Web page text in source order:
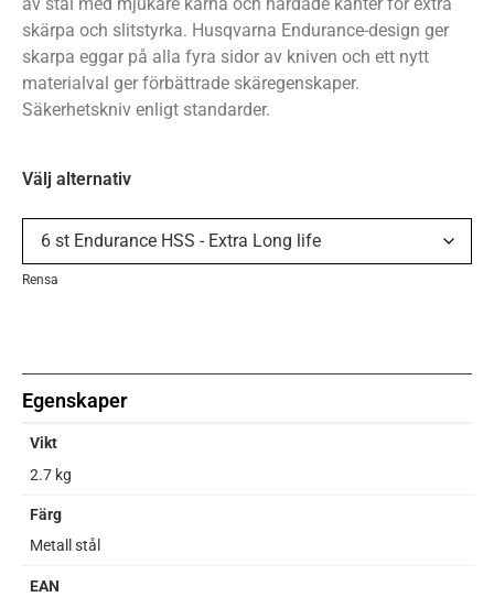
skärpa och slitstyrka. Husqvarna Endurance-design ger
skarpa eggar på alla fyra sidor av kniven och ett nytt
materialval ger förbättrade skäregenskaper.
Säkerhetskniv enligt standarder.
Välj alternativ
Rensa
Egenskaper
Vikt
2.7 kg
Färg
Metall stål
EAN